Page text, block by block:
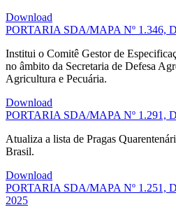
Download
PORTARIA SDA/MAPA Nº 1.346,
Institui o Comitê Gestor de
no âmbito da Secretaria de Defesa
Agricultura e Pecuária.
Download
PORTARIA SDA/MAPA Nº 1.291,
Atualiza a lista de Pragas
Brasil.
Download
PORTARIA SDA/MAPA Nº 1.251,
2025